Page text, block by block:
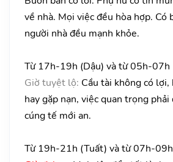
về nhà. Mọi việc đều hòa hợp. Có
người nhà đều mạnh khỏe.
Từ 17h-19h (Dậu) và từ 05h-07h
Giờ tuyệt lộ: Cầu tài không có lợi,
hay gặp nạn, việc quan trọng
cúng tế mới an.
Từ 19h-21h (Tuất) và từ 07h-